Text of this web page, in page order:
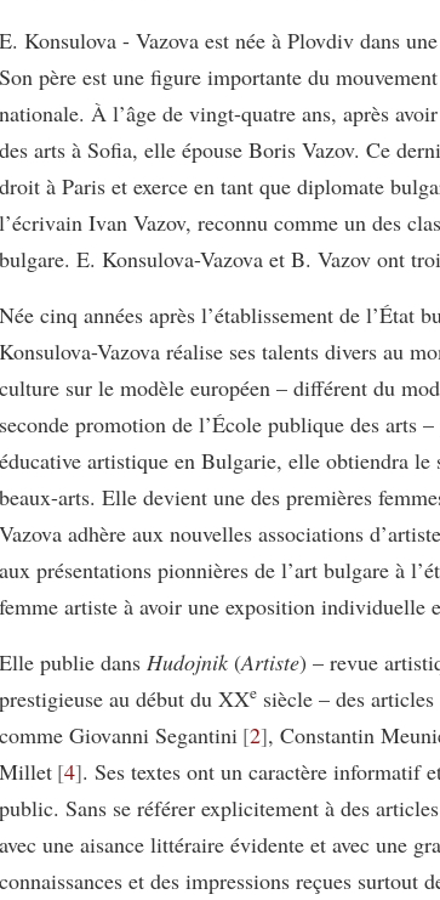
E. Konsulova - Vazova est née à Plovdiv dans
Son père est une figure importante du
nationale. À l’âge de vingt-quatre ans, après
des arts à Sofia, elle épouse Boris Vazov. Ce
droit à Paris et exerce en tant que diplomate
l’écrivain Ivan Vazov, reconnu comme un des
bulgare. E. Konsulova-Vazova et B. Vazov ont
Née cinq années après l’établissement de l’État
Konsulova-Vazova réalise ses talents divers au
culture sur le modèle européen – différent du
seconde promotion de l’École publique des arts
éducative artistique en Bulgarie, elle obtiendra le
beaux-arts. Elle devient une des premières
Vazova adhère aux nouvelles associations
aux présentations pionnières de l’art bulgare à
femme artiste à avoir une exposition individuelle
Elle publie dans Hudojnik (Artiste) – revue
prestigieuse au début du XXe siècle – des
comme Giovanni Segantini 2 , Constantin
Millet 4 . Ses textes ont un caractère informatif
public. Sans se référer explicitement à des
avec une aisance littéraire évidente et avec une
connaissances et des impressions reçues surtout